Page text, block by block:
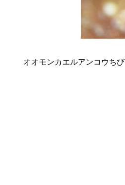
オオモンカエルアンコウちび